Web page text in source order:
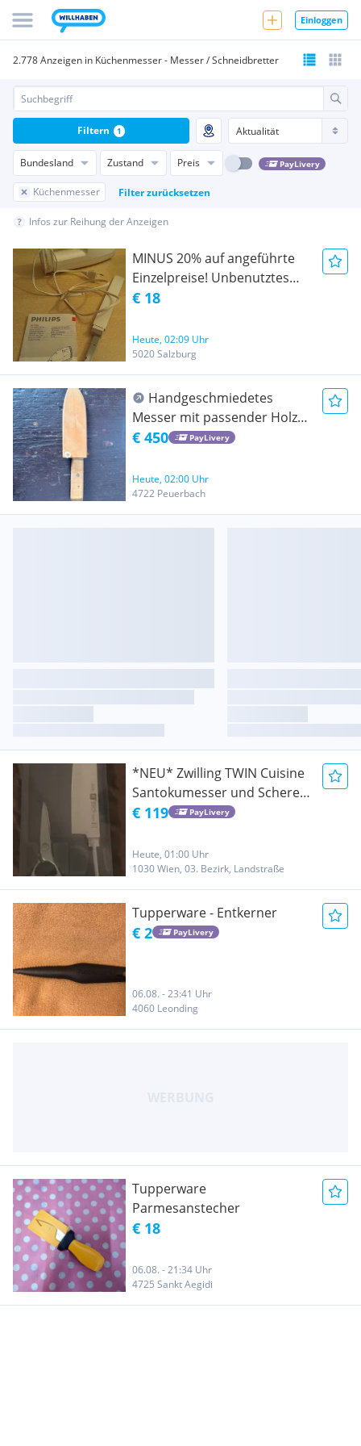
Einloggen
2.778 Anzeigen in Küchenmesser - Messer / Schneidbretter
Bundesland Zustand Preis PayLivery
Küchenmesser Filter zurücksetzen
Filtern 1
Infos zur Reihung der Anzeigen
MINUS 20% auf angeführte
Einzelpreise! Unbenutztes
elektrisches Messer PHILIPS
Bedienungsanleitung,
Messer originalverpackt
€ 18
Heute, 02:09 Uhr
5020 Salzburg
Handgeschmiedetes
Messer mit passender Holz
Messerscheide
€ 450 PayLivery
Heute, 02:00 Uhr
4722 Peuerbach
*NEU* Zwilling TWIN Cuisine
Santokumesser und Schere
Set
€ 119 PayLivery
Heute, 01:00 Uhr
1030 Wien, 03. Bezirk, Landstraße
Tupperware - Entkerner
€ 2 PayLivery
06.08. - 23:41 Uhr
4060 Leonding
Tupperware
Parmesanstecher
€ 18
06.08. - 21:34 Uhr
4725 Sankt Aegidi